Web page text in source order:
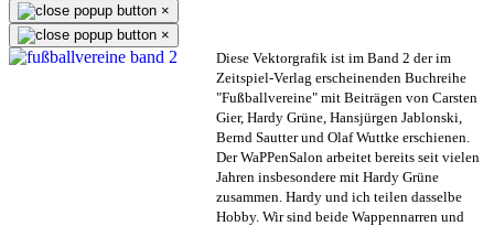
×
×
Diese Vektorgrafik ist im Band 2 der im
Zeitspiel-Verlag erscheinenden Buchreihe
"Fußballvereine" mit Beiträgen von Carsten
Gier, Hardy Grüne, Hansjürgen Jablonski,
Bernd Sautter und Olaf Wuttke erschienen.
Der WaPPenSalon arbeitet bereits seit vielen
Jahren insbesondere mit Hardy Grüne
zusammen. Hardy und ich teilen dasselbe
Hobby. Wir sind beide Wappennarren und